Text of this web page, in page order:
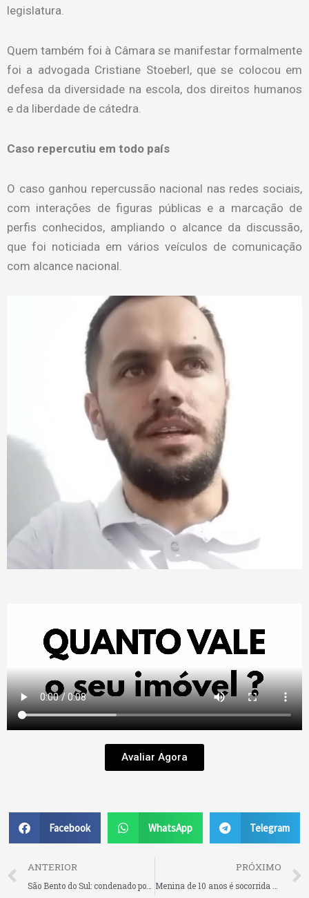
legislatura.
Quem também foi à Câmara se manifestar formalmente
foi a advogada Cristiane Stoeberl, que se colocou em
defesa da diversidade na escola, dos direitos humanos
e da liberdade de cátedra.
Caso repercutiu em todo país
O caso ganhou repercussão nacional nas redes sociais,
com interações de figuras públicas e a marcação de
perfis conhecidos, ampliando o alcance da discussão,
que foi noticiada em vários veículos de comunicação
com alcance nacional.
Avaliar Agora
Facebook WhatsApp Telegram
Prev
ANTERIOR
São Bento do Sul: condenado por homicídio tenta fugir ao ver a Polícia Civil, mas acaba preso no bairro 25 de Julho
PRÓXIMO
Menina de 10 anos é socorrida com suspeita de traumatismo craniano após colidir bicicleta contra carro estacionado e cair em rua de São Bento do Sul